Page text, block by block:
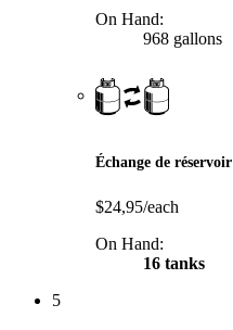
On Hand:
968 gallons
Échange de réservoir
$24,95/each
On Hand:
16 tanks
5